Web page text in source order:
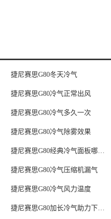
捷尼赛思G80冬天冷气
捷尼赛思G80冷气正常出风
捷尼赛思G80冷气多久一次
捷尼赛思G80冷气除雾效果
捷尼赛思G80经典冷气面板哪里有
捷尼赛思G80冷气压缩机漏气
捷尼赛思G80冷气风力温度
捷尼赛思G80加长冷气助力下地多少